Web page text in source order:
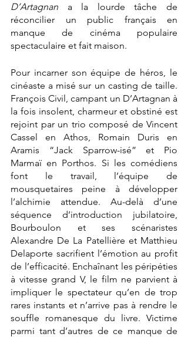
D’Artagnan a la lourde tâche de
réconcilier un public français en
manque de cinéma populaire
spectaculaire et fait maison.
Pour incarner son équipe de héros, le
cinéaste a misé sur un casting de taille.
François Civil, campant un D’Artagnan à
la fois insolent, charmeur et obstiné est
rejoint par un trio composé de Vincent
Cassel en Athos, Romain Duris en
Aramis “Jack Sparrow-isé” et Pio
Marmaï en Porthos. Si les comédiens
font le travail, l’équipe de
mousquetaires peine à développer
l’alchimie attendue. Au-delà d’une
séquence d’introduction jubilatoire,
Bourboulon et ses scénaristes
Alexandre De La Patellière et Matthieu
Delaporte sacrifient l’émotion au profit
de l’efficacité. Enchaînant les péripéties
à vitesse grand V, le film ne parvient à
impliquer le spectateur qu’en de trop
rares instants et n’arrive pas à rendre le
souffle romanesque du livre. Victime
parmi tant d’autres de ce manque de